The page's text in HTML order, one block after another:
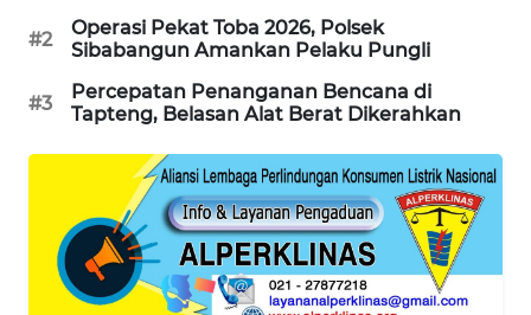
#2
Operasi Pekat Toba 2026, Polsek
Sibabangun Amankan Pelaku Pungli
#3
Percepatan Penanganan Bencana di
Tapteng, Belasan Alat Berat Dikerahkan
NEWS
SIBARAGAS
NEWS
NEWS
METRO